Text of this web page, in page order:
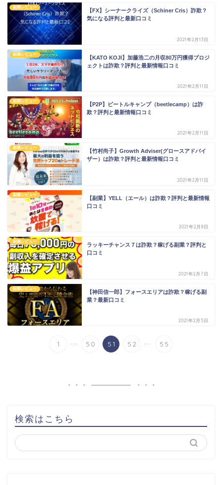
副業レビュー
【FX】シーナークライズ（Schiner Cris）詐欺？
気になる評判と最新口コミ
2021年2月13日
副業レビュー
【KATO KOJI】加藤浩二の月収80万円獲得プロジ
ェクトは詐欺？評判と最新情報口コミ
2021年2月11日
副業レビュー
【P2P】ビートルキャンプ（beetlecamp）は詐
欺？評判と最新情報口コミ
2021年2月11日
副業レビュー
【竹村尚子】Growth Adviser(グロースアドバイ
ザー）は詐欺？評判と最新情報口コミ
2021年2月11日
副業レビュー
【副業】YELL（エール）は詐欺？評判と最新情報
口コミ
2021年2月8日
副業レビュー
ラッキーチャンス７は詐欺？稼げる副業？評判と
口コミ
2021年2月7日
副業レビュー
【神田信一郎】フォースエリアは詐欺？稼げる副
業？最新口コミ
2021年2月5日
1 ... 50 51 52 ... 55
検索はこちら